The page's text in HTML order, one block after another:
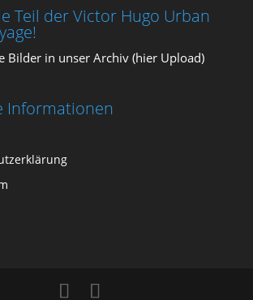
Teil der Victor Hugo Urban
Bil­der in unser Archiv (hier Upload)
Informationen